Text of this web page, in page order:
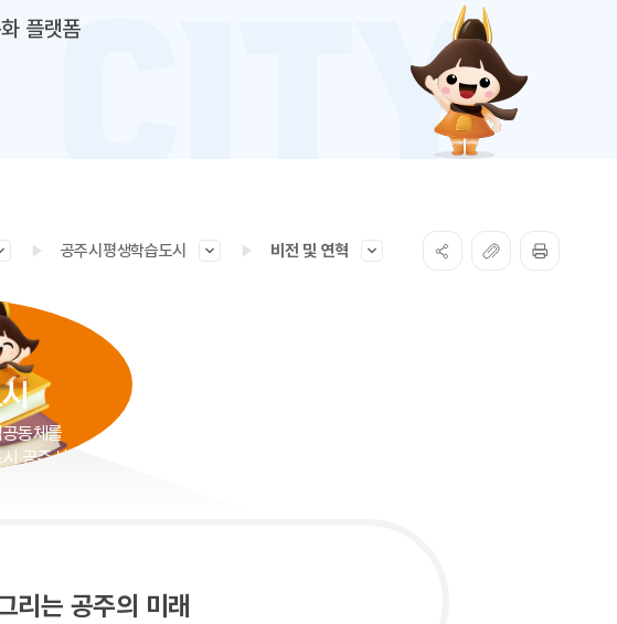
플랫폼
공주시평생학습도시 비전 및 연혁
동체를
공주시!
리는 공주의 미래